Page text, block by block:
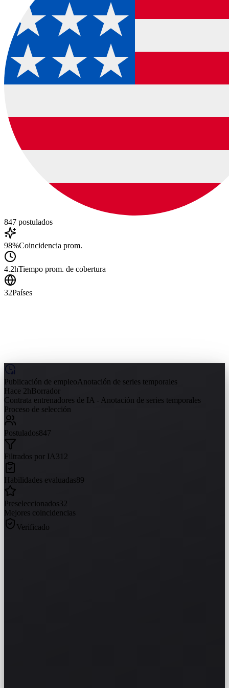
847 postulados
98%Coincidencia prom.
4.2hTiempo prom. de cobertura
32Países
Publicación de empleoAnotación de series temporales
Hace 2hBorrador
Contrata entrenadores de IA - Anotación de series temporales
Proceso de selección
Postulados847
Filtrados por IA312
Habilidades evaluadas89
Preseleccionados32
Mejores coincidencias
Verificado